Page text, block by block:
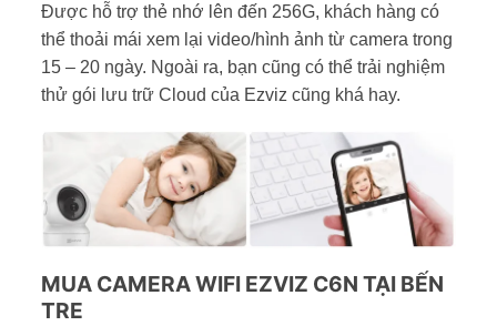
Được hỗ trợ thẻ nhớ lên đến 256G, khách hàng có
thể thoải mái xem lại video/hình ảnh từ camera trong
15 – 20 ngày. Ngoài ra, bạn cũng có thể trải nghiệm
thử gói lưu trữ Cloud của Ezviz cũng khá hay.
MUA CAMERA WIFI EZVIZ C6N TẠI BẾN
TRE